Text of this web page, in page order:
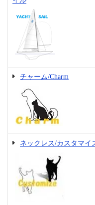
チャーム/Charm
ネックレス/カスタマイ